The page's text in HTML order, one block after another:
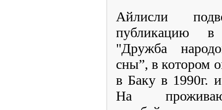
Айлисли
публикацию в
"Дружба
сны”, в котором
в Баку в 1990г.
На